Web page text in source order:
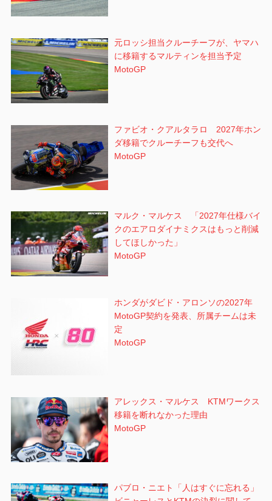
元ロッシ担当クルーチーフが、ヤマハ
に移籍するマルティンを担当予定
MotoGP
ファビオ・クアルタラロ 2027年ホン
ダ移籍でクルーチーフも交代へ
MotoGP
マルク・マルケス 「2027年仕様バイ
クのエアロダイナミクスはもっと削減
してほしかった」
MotoGP
ホンダがダビド・アロンソの2027年
MotoGP契約を発表、所属チームは未
定
MotoGP
アレックス・マルケス KTMワークス
移籍を断れなかった理由
MotoGP
パブロ・ニエト「人はすぐに忘れる」